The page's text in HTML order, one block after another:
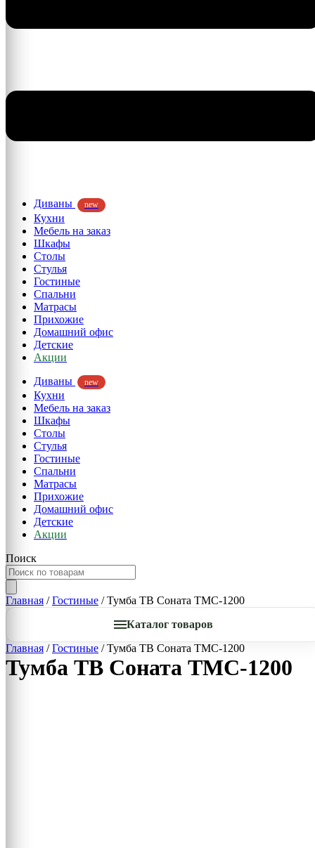
Диваны new
Кухни
Мебель на заказ
Шкафы
Столы
Стулья
Гостиные
Спальни
Матрасы
Прихожие
Домашний офис
Детские
Акции
Диваны
new
Кухни
Мебель на заказ
Шкафы
Столы
Стулья
Гостиные
Спальни
Матрасы
Прихожие
Домашний офис
Детские
Акции
Поиск
Главная /Гостиные / Тумба ТВ Соната ТМС-1200
Каталог товаров
Главная /Гостиные / Тумба ТВ Соната ТМС-1200
Тумба ТВ Соната ТМС-1200